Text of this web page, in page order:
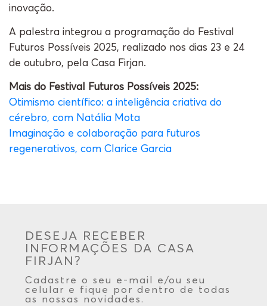
inovação.
A palestra integrou a programação do Festival
Futuros Possíveis 2025, realizado nos dias 23 e 24
de outubro, pela Casa Firjan.
Mais do Festival Futuros Possíveis 2025:
Otimismo científico: a inteligência criativa do
cérebro, com Natália Mota
Imaginação e colaboração para futuros
regenerativos, com Clarice Garcia
DESEJA RECEBER
INFORMAÇÕES DA CASA
FIRJAN?
Cadastre o seu e-mail e/ou seu
celular e fique por dentro de todas
as nossas novidades.